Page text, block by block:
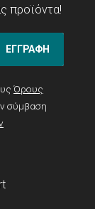
προϊόντα!
ΕΓΓΡΑΦΗ
Όρους
σύμβαση